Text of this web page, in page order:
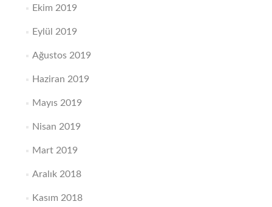
Ekim 2019
Eylül 2019
Ağustos 2019
Haziran 2019
Mayıs 2019
Nisan 2019
Mart 2019
Aralık 2018
Kasım 2018